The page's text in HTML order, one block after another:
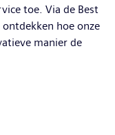
toe. Via de Best
hoe onze
manier de